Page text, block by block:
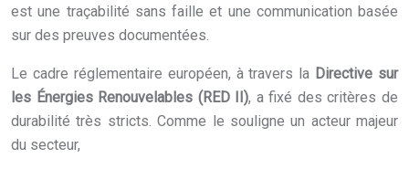
est une traçabilité sans faille et une communication basée
sur des preuves documentées.
Le cadre réglementaire européen, à travers la Directive sur
les Énergies Renouvelables (RED II), a fixé des critères de
durabilité très stricts. Comme le souligne un acteur majeur
du secteur,